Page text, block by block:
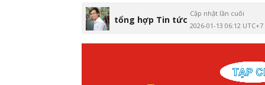
tổng hợp Tin tức
Cập nhật lần cuối
2026-01-13 06:12 UTC+7